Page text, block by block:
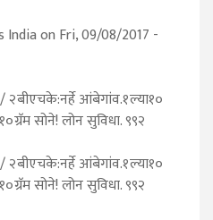
Indiaon Fri, 09/08/2017 -
आंबेगांव.१ल्या१०
सोने! लोन सुविधा. ९९२
आंबेगांव.१ल्या१०
सोने! लोन सुविधा. ९९२